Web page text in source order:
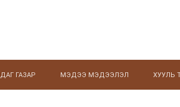
ГАЗАР МЭДЭЭ МЭДЭЭЛЭЛ ХУУЛЬ